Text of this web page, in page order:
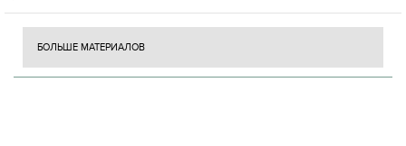
БОЛЬШЕ МАТЕРИАЛОВ